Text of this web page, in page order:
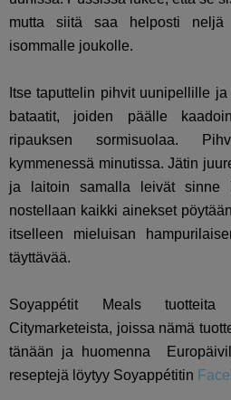
mutta siitä saa helposti
isommalle joukolle.
Itse taputtelin pihvit uunipellille
bataatit, joiden päälle
ripauksen sormisuolaa.
kymmenessä minutissa. Jätin
ja laitoin samalla leivät sinne
nostellaan kaikki ainekset
itselleen mieluisan
täyttävää.
Soyappétit Meals
Citymarketeista, joissa nämä
tänään ja huomenna
reseptejä löytyy Soyappétitin